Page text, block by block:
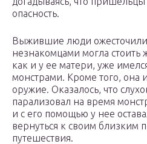
опасность.
Выжившие люди
незнакомцами могла стоить
как и у ее матери, уже
монстрами. Кроме того, она
оружие. Оказалось, что
парализовал на время
и с его помощью у нее
вернуться к своим близким
путешествия.